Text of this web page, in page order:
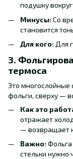
подушку
Минусы:Со
становится
Для кого: Для
3.
термоса
Это многослойные
фольги, сверху —
Как это
отражает
— возвращает
Важно:Фольга
стельки нужно